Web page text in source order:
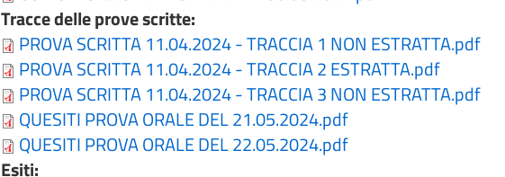
Tracce delle prove scritte:
PROVA SCRITTA 11.04.2024 - TRACCIA 1 NON ESTRATTA.pdf
PROVA SCRITTA 11.04.2024 - TRACCIA 2 ESTRATTA.pdf
PROVA SCRITTA 11.04.2024 - TRACCIA 3 NON ESTRATTA.pdf
QUESITI PROVA ORALE DEL 21.05.2024.pdf
QUESITI PROVA ORALE DEL 22.05.2024.pdf
Esiti: